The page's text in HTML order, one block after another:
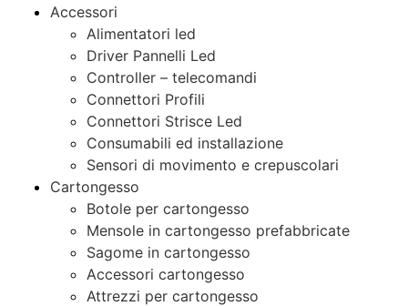
Accessori
Alimentatori led
Driver Pannelli Led
Controller – telecomandi
Connettori Profili
Connettori Strisce Led
Consumabili ed installazione
Sensori di movimento e crepuscolari
Cartongesso
Botole per cartongesso
Mensole in cartongesso prefabbricate
Sagome in cartongesso
Accessori cartongesso
Attrezzi per cartongesso